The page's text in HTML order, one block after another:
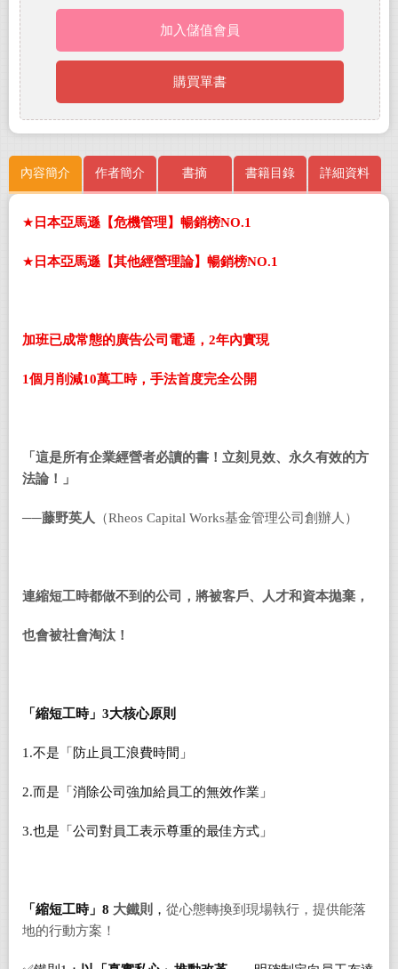
加入儲值會員
購買單書
內容簡介 作者簡介 書摘 書籍目錄 詳細資料
★ 日本亞馬遜【危機管理】暢銷榜NO.1
★ 日本亞馬遜【其他經營理論】暢銷榜NO.1
加班已成常態的廣告公司電通， 2年內實現
1個月削減10萬工時，手法首度完全公開
「這是所有企業經營者必讀的書！立刻見效、永久有效的方
法論！」
──藤野英人 （Rheos Capital Works基金管理公司創辦人）
連縮短工時都做不到的公司，將被客戶、人才和資本拋棄，
也會被社會淘汰！
「縮短工時」 3大核心原則
1.不是「防止員工浪費時間」
2.而是「消除公司強加給員工的無效作業」
3.也是「公司對員工表示尊重的最佳方式」
「 縮短工時」 8 大鐵則 ， 從心態轉換到現場執行，提供能落
地的行動方案！